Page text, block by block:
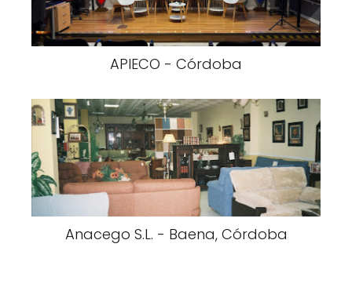
APIECO - Córdoba
Anacego S.L. - Baena, Córdoba